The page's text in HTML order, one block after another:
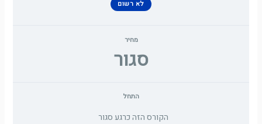
לא רשום
מחיר
סגור
התחל
הקורס הזה כרגע סגור